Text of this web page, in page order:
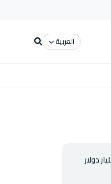
العربية
تضخ 750 مليار دولار